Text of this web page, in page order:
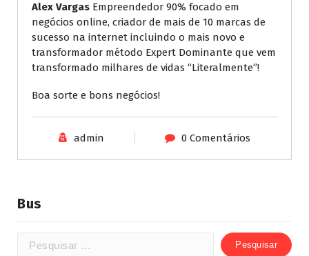
Alex Vargas Empreendedor 90% focado em
negócios online, criador de mais de 10 marcas de
sucesso na internet incluindo o mais novo e
transformador método Expert Dominante que vem
transformado milhares de vidas “Literalmente”!
Boa sorte e bons negócios!
admin 0 Comentários
Bus